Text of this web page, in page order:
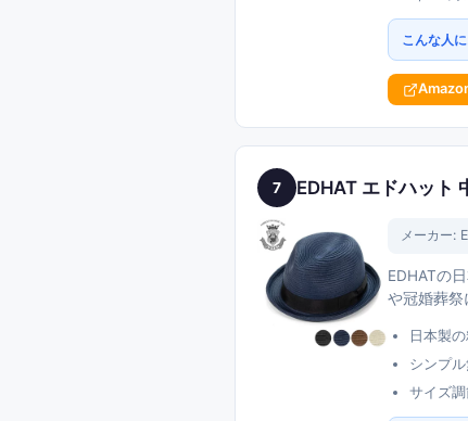
こんな人
7 EDHAT エドハット
メーカー:
EDHATの
や冠婚葬祭
日本製
シンプ
サイズ